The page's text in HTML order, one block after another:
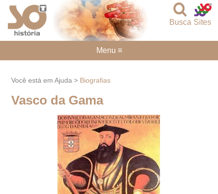
Sites
Busca
Você está em Ajuda > Biografias
Vasco da Gama